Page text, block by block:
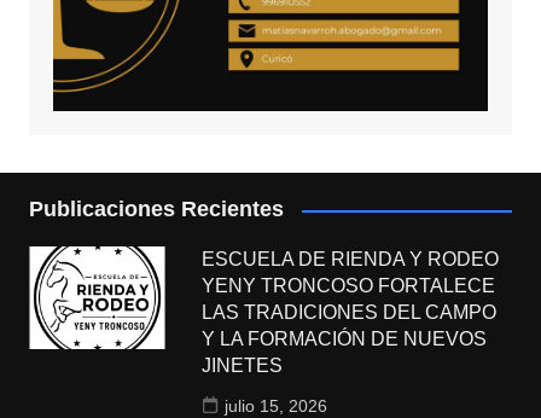
Publicaciones Recientes
ESCUELA DE RIENDA Y RODEO
YENY TRONCOSO FORTALECE
LAS TRADICIONES DEL CAMPO
Y LA FORMACIÓN DE NUEVOS
JINETES
julio 15, 2026